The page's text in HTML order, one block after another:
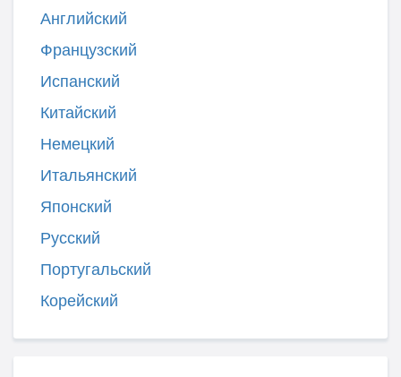
Английский
Французский
Испанский
Китайский
Немецкий
Итальянский
Японский
Русский
Португальский
Корейский